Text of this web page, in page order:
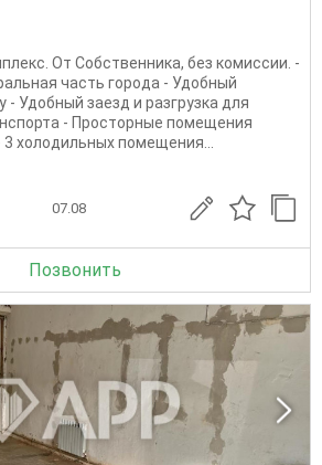
От Собственника, без комиссии. -
часть города - Удобный
- Удобный заезд и разгрузка для
- Просторные помещения
холодильных помещения...
07.08
Позвонить